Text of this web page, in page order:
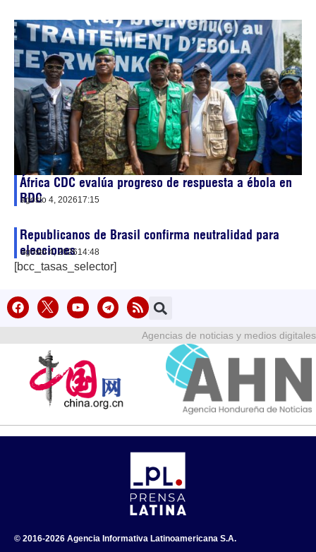
África CDC evalúa progreso de respuesta a ébola en
RDC
agosto 4, 202617:15
Republicanos de Brasil confirma neutralidad para
elecciones
agosto 4, 202614:48
[bcc_tasas_selector]
Agencias de noticias y medios digitales
© 2016-2026 Agencia Informativa Latinoamericana S.A.